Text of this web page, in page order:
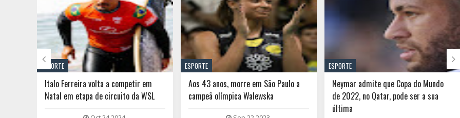
ESPORTE
Italo Ferreira volta a competir em
Natal em etapa de circuito da WSL
ESPORTE
Aos 43 anos, morre em São Paulo a
campeã olímpica Walewska
ESPORTE
Neymar admite que Copa do Mundo
de 2022, no Qatar, pode ser a sua
última
 